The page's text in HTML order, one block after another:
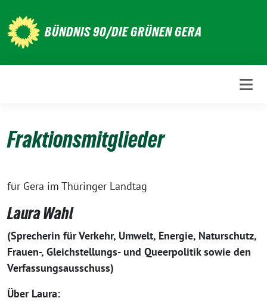
zum
Inhalt
BÜNDNIS 90/DIE GRÜNEN GERA
Fraktionsmitglieder
für Gera im Thüringer Landtag
Laura Wahl
(Sprecherin für Verkehr, Umwelt, Energie, Naturschutz,
Frauen-, Gleichstellungs- und Queerpolitik sowie den
Verfassungsausschuss)
Über Laura: